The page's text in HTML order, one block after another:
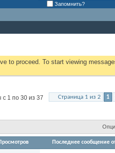
Запомнить?
to proceed. To start viewing
Страница 1 из 2 1
1 по 30 из 37
Просмотров Последнее сообщение